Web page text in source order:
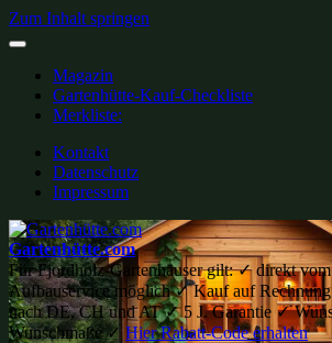
Zum Inhalt springen
Magazin
Gartenhütte-Kauf-Checkliste
Merkliste:
Kontakt
Datenschutz
Impressum
Gartenhütte.com
Für Fjordholz-Gartenhäuser gilt: ✓ direkt
Aufbauservice möglich ✓ Kauf auf
nach DE, CH und AT ✓ 5 J. Garantie ✓
Wunschmaße ✓Hier Rabatt-Code erhalten